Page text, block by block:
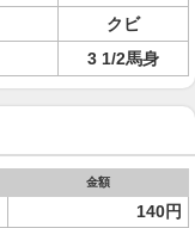
クビ
3 1/2馬身
金額
140円